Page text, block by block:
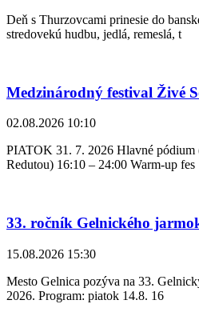
Deň s Thurzovcami prinesie do
stredovekú hudbu, jedlá, remeslá, t
Medzinárodný festival Živé
02.08.2026 10:10
PIATOK 31. 7. 2026 Hlavné pódium
Redutou) 16:10 – 24:00 Warm-up fes
33. ročník Gelnického
15.08.2026 15:30
Mesto Gelnica pozýva na 33.
2026. Program: piatok 14.8. 16